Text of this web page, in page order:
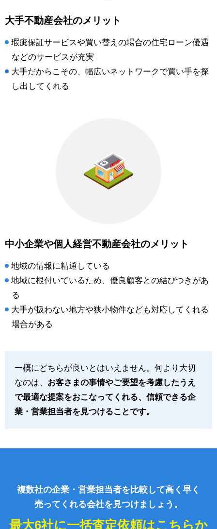
大手不動産会社のメリット
瑕疵保証サービスや買い替えの場合の住宅ローン優遇
などのサービスが充実
大手だからこその、幅広いネットワークで買い手を探
し出してくれる
中小企業や個人経営不動産会社のメリット
地域の情報に精通している
地域に根付いているため、優良顧客との結びつきがあ
る
大手が扱わない地方や狭小物件なども対応してくれる
場合がある
一概にどちらが良いとはいえません。何より大切
なのは、 お客さまの事情やご要望を考慮したうえ
で最適な提案をおこなってくれる、信頼できる企
業・営業担当者を見つけることです。
複数社の企業・営業担当者を比較して高く早く
売ってくれる会社を見つけましょう。
最大6社に一括査定依頼はこちらか